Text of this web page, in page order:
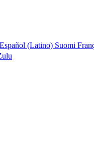
Español (Latino) Suomi